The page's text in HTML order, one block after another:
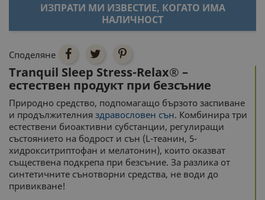
ИЗПРАТИ МИ ИЗВЕСТИЕ, КОГАТО ИМА
НАЛИЧНОСТ
Споделяне
Tranquil Sleep Stress-Relax® –
естествен продукт при безсъние
Природно средство, подпомагащо бързото заспиване
и продължителния здравословен сън. Комбинира три
естествени биоактивни субстанции, регулиращи
състоянието на бодрост и сън (L-теанин, 5-
хидрокситриптофан и мелатонин), които оказват
съществена подкрепа при безсъние. За разлика от
синтетичните сънотворни средства, не води до
привикване!